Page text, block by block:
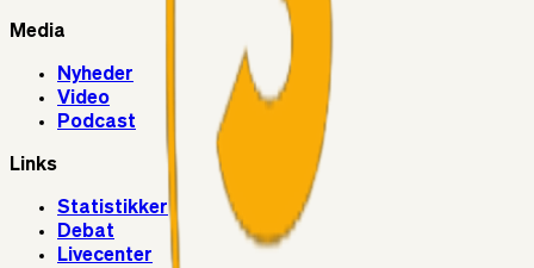
Media
Nyheder
Video
Podcast
Links
Statistikker
Debat
Livecenter